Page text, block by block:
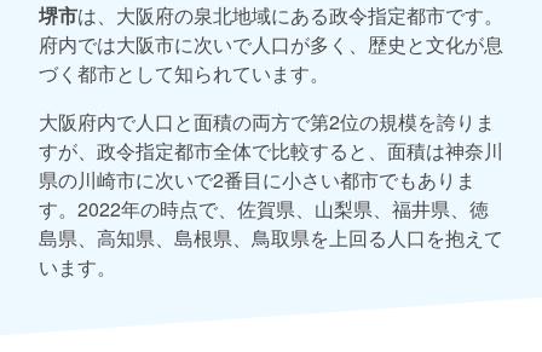
堺市は、大阪府の泉北地域にある政令指定都市です。
府内では大阪市に次いで人口が多く、歴史と文化が息
づく都市として知られています。
大阪府内で人口と面積の両方で第2位の規模を誇りま
すが、政令指定都市全体で比較すると、面積は神奈川
県の川崎市に次いで2番目に小さい都市でもありま
す。2022年の時点で、佐賀県、山梨県、福井県、徳
島県、高知県、島根県、鳥取県を上回る人口を抱えて
います。